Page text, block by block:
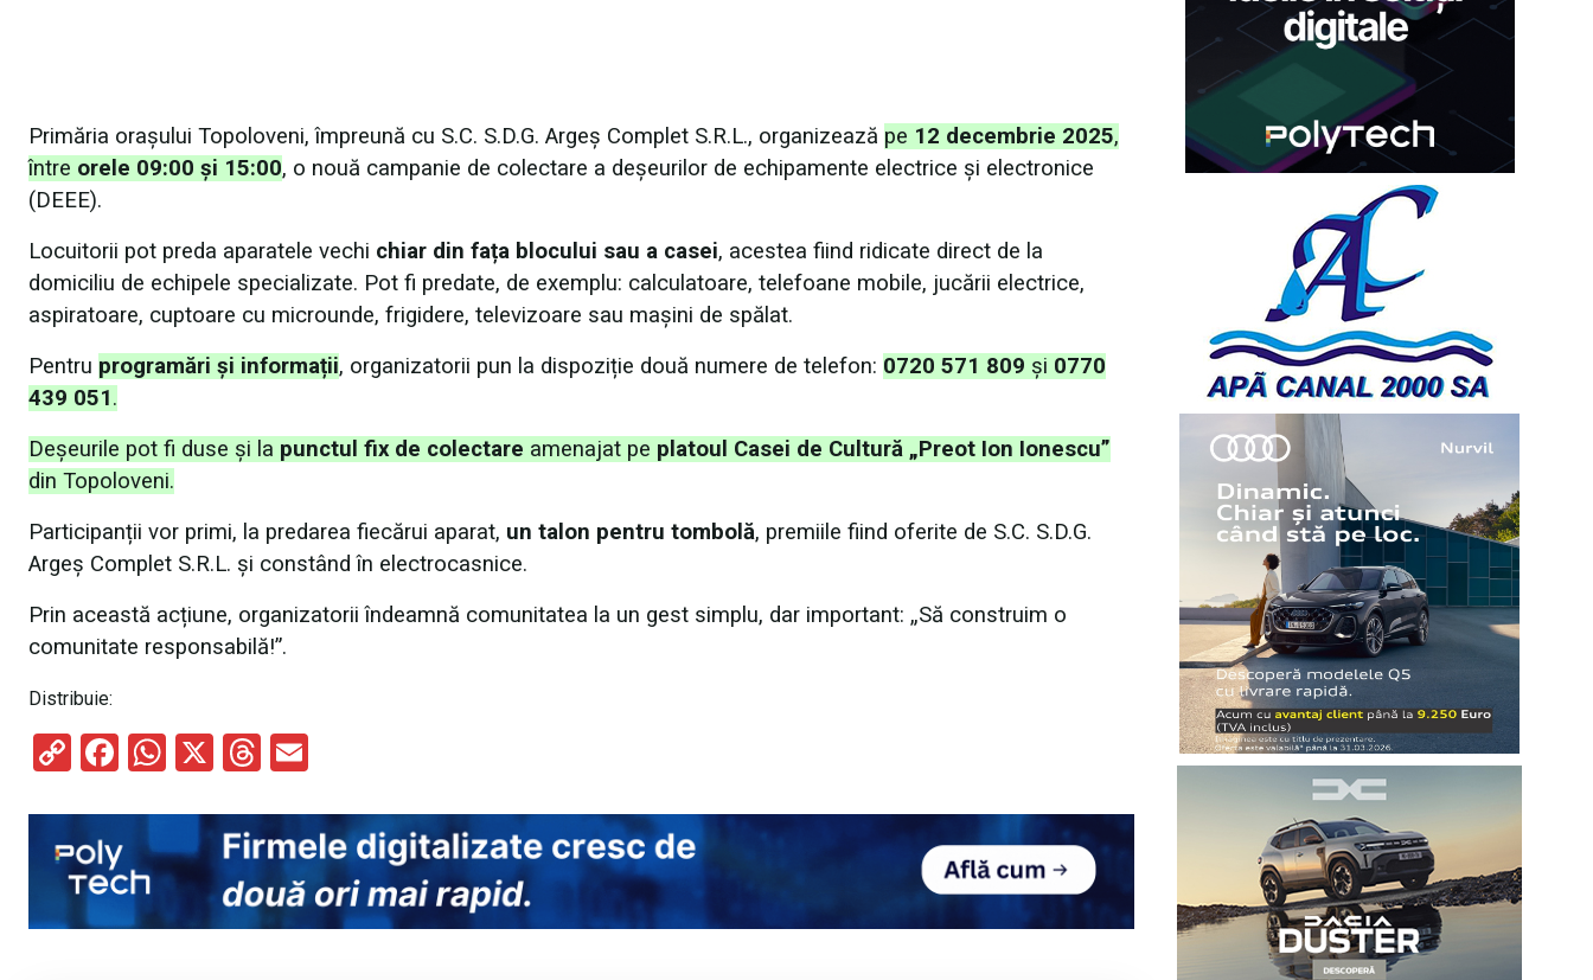
Primăria orașului Topoloveni, împreună cu S.C. S.D.G. Argeș Complet S.R.L., organizează pe 12 decembrie 2025,
între orele 09:00 și 15:00, o nouă campanie de colectare a deșeurilor de echipamente electrice și electronice
(DEEE).
Locuitorii pot preda aparatele vechi chiar din fața blocului sau a casei, acestea fiind ridicate direct de la
domiciliu de echipele specializate. Pot fi predate, de exemplu: calculatoare, telefoane mobile, jucării electrice,
aspiratoare, cuptoare cu microunde, frigidere, televizoare sau mașini de spălat.
Pentru programări și informații, organizatorii pun la dispoziție două numere de telefon: 0720 571 809 și 0770
439 051.
Deșeurile pot fi duse și la punctul fix de colectare amenajat pe platoul Casei de Cultură „Preot Ion Ionescu”
din Topoloveni.
Participanții vor primi, la predarea fiecărui aparat, un talon pentru tombolă, premiile fiind oferite de S.C. S.D.G.
Argeș Complet S.R.L. și constând în electrocasnice.
Prin această acțiune, organizatorii îndeamnă comunitatea la un gest simplu, dar important: „Să construim o
comunitate responsabilă!”.
Distribuie:
C
py
Li
n
k
F
ce
b
o
o
W
at
s
A
p
X
T
e
a
d
s
ail